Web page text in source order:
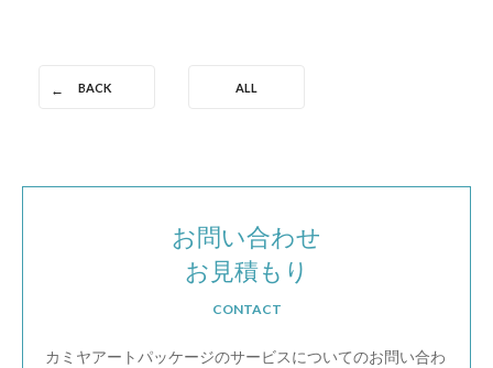
BACK ALL
お問い合わせ
お見積もり
CONTACT
カミヤアートパッケージのサービスについてのお問い合わ